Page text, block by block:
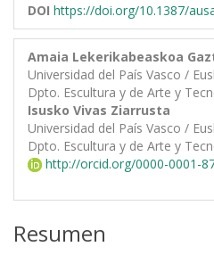
DOI https://doi.org/10.1387/
Amaia Lekerikabeaskoa
Universidad del País Vasco /
Dpto. Escultura y de Arte y
Isusko Vivas Ziarrusta
Universidad del País Vasco /
Dpto. Escultura y de Arte y
http://orcid.org/0000-0001-
Resumen